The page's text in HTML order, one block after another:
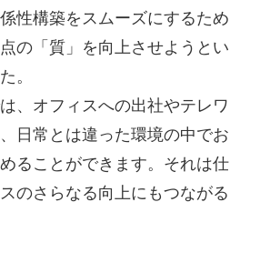
性構築をスムーズにするため
の「質」を向上させようとい
。
、オフィスへの出社やテレワ
日常とは違った環境の中でお
ることができます。それは仕
のさらなる向上にもつながる